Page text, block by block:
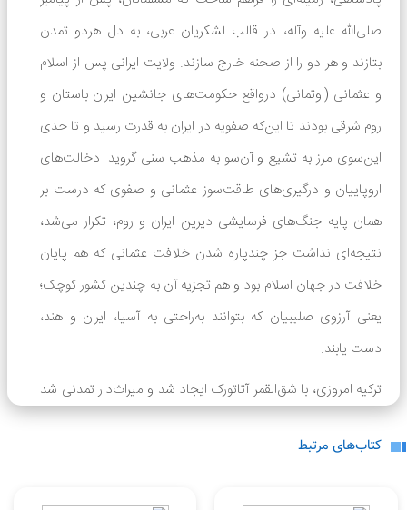
صلی‌الله علیه وآله، در قالب لشکریان عربی، به دل هردو تمدن
بتازند و هر دو را از صحنه خارج سازند. ولایت ایرانی پس از اسلام
و عثمانی (اوتمانی) درواقع حکومت‌های جانشین ایران باستان و
روم شرقی بودند تا این‌که صفویه در ایران به قدرت رسید و تا حدی
این‌سوی مرز به تشیع و آن‌سو به مذهب سنی گروید. دخالت‌‌های
اروپاییان و درگیری‌های طاقت‌سوز عثمانی و صفوی که درست بر
همان پایه جنگ‌های فرسایشی دیرین ایران و روم، تکرار می‌شد،
نتیجه‌ای نداشت جز چندپاره شدن خلافت عثمانی که هم پایان
خلافت در جهان اسلام بود و هم تجزیه آن به چندین کشور کوچک؛
یعنی آرزوی صلیبیان که بتوانند به‌راحتی به آسیا، ایران و هند،
دست یابند.
ترکیه امروزی، با شق‌القمر آتاتورک ایجاد شد و میراث‌دار تمدنی شد
از دوران ایرانی و اسلامی. زبان ترکی هم میراث سلجوقیان رومی
بود که طی چند قرن، آرام‌آرام زبان قفقاز و آذربایجان و رومیه را از
لطفاً انتقادات و پیشنهادات خود را ارسال
نمایید.
کتاب‌های مرتبط